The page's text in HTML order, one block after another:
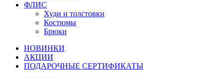
ФЛИС
Худи и толстовки
Костюмы
Брюки
НОВИНКИ
АКЦИИ
ПОДАРОЧНЫЕ СЕРТИФИКАТЫ